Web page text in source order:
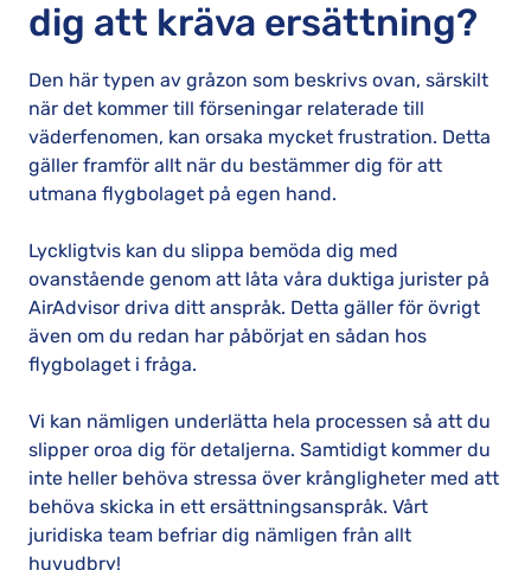
dig att kräva ersättning?
Den här typen av gråzon som beskrivs ovan, särskilt
när det kommer till förseningar relaterade till
väderfenomen, kan orsaka mycket frustration. Detta
gäller framför allt när du bestämmer dig för att
utmana flygbolaget på egen hand.
Lyckligtvis kan du slippa bemöda dig med
ovanstående genom att låta våra duktiga jurister på
AirAdvisor driva ditt anspråk. Detta gäller för övrigt
även om du redan har påbörjat en sådan hos
flygbolaget i fråga.
Vi kan nämligen underlätta hela processen så att du
slipper oroa dig för detaljerna. Samtidigt kommer du
inte heller behöva stressa över krångligheter med att
behöva skicka in ett ersättningsanspråk. Vårt
juridiska team befriar dig nämligen från allt
huvudbry!